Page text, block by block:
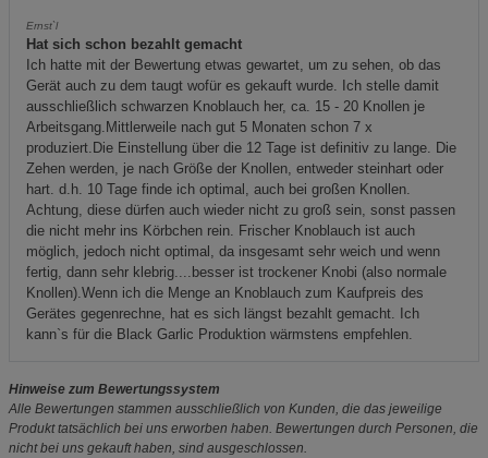
Ernst`l
Hat sich schon bezahlt gemacht
Ich hatte mit der Bewertung etwas gewartet, um zu sehen, ob das
Gerät auch zu dem taugt wofür es gekauft wurde. Ich stelle damit
ausschließlich schwarzen Knoblauch her, ca. 15 - 20 Knollen je
Arbeitsgang.Mittlerweile nach gut 5 Monaten schon 7 x
produziert.Die Einstellung über die 12 Tage ist definitiv zu lange. Die
Zehen werden, je nach Größe der Knollen, entweder steinhart oder
hart. d.h. 10 Tage finde ich optimal, auch bei großen Knollen.
Achtung, diese dürfen auch wieder nicht zu groß sein, sonst passen
die nicht mehr ins Körbchen rein. Frischer Knoblauch ist auch
möglich, jedoch nicht optimal, da insgesamt sehr weich und wenn
fertig, dann sehr klebrig....besser ist trockener Knobi (also normale
Knollen).Wenn ich die Menge an Knoblauch zum Kaufpreis des
Gerätes gegenrechne, hat es sich längst bezahlt gemacht. Ich
kann`s für die Black Garlic Produktion wärmstens empfehlen.
Hinweise zum Bewertungssystem
Alle Bewertungen stammen ausschließlich von Kunden, die das jeweilige
Produkt tatsächlich bei uns erworben haben. Bewertungen durch Personen, die
nicht bei uns gekauft haben, sind ausgeschlossen.